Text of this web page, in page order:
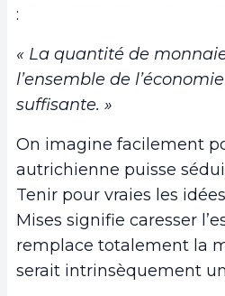
:
« La quantité de
l’ensemble de
suffisante. »
On imagine facilement
autrichienne puisse
Tenir pour vraies les
Mises signifie caresser
remplace totalement la
serait intrinsèquement